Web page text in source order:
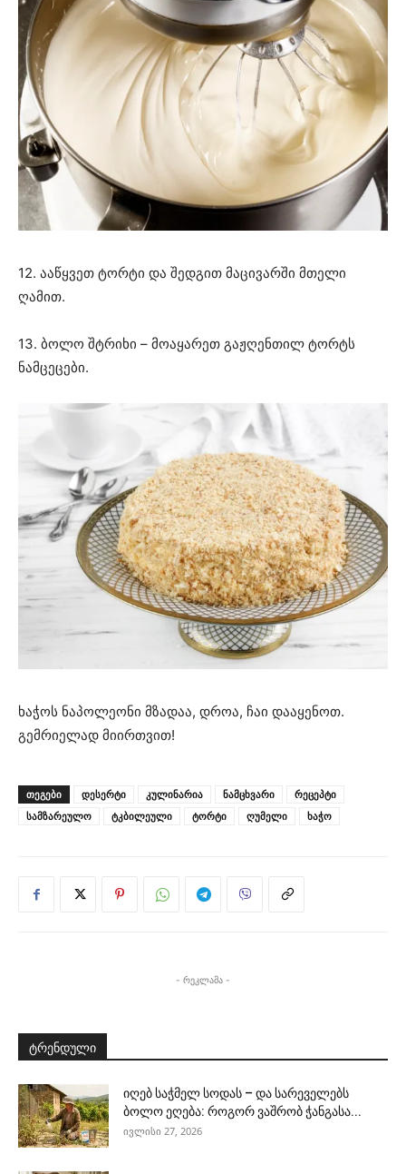
12. ააწყვეთ ტორტი და შედგით მაცივარში მთელი
ღამით.
13. ბოლო შტრიხი – მოაყარეთ გაჟღენთილ ტორტს
ნამცეცები.
ხაჭოს ნაპოლეონი მზადაა, დროა, ჩაი დააყენოთ.
გემრიელად მიირთვით!
ᲗᲔᲒᲔᲑᲘ დესერტი კულინარია ნამცხვარი
რეცეპტი
სამზარეულო
ტკბილეული ტორტი ღუმელი ხაჭო
- რეკლამა -
ტრენდული
იღებ საჭმელ სოდას – და სარეველებს
ბოლო ეღება: როგორ ვაშრობ ჭანგასა...
ივლისი 27, 2026